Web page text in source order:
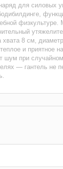
для силовых
физкультуре.
хвата 8 см,
и приятное
шум при
— гантель не